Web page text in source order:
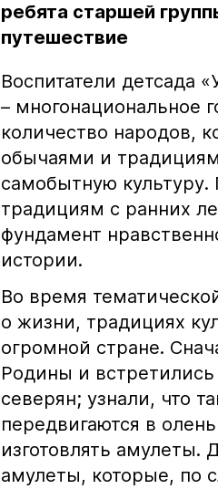
ребята старшей
путешествие
Воспитатели детсада
– многонациональное
количество народов,
обычаями и
самобытную
традициям с ранних
фундамент
истории.
Во время
о жизни, традициях
огромной стране.
Родины и
северян; узнали, что
передвигаются в
изготовлять амулеты.
амулеты, которые, по